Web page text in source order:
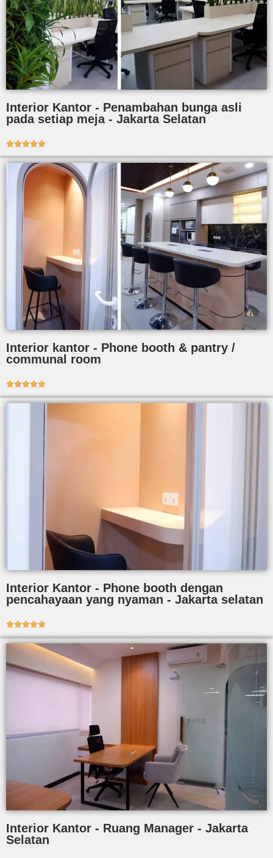
Interior Kantor - Penambahan bunga asli
pada setiap meja - Jakarta Selatan

Interior kantor - Phone booth & pantry /
communal room

Interior Kantor - Phone booth dengan
pencahayaan yang nyaman - Jakarta selatan

Interior Kantor - Ruang Manager - Jakarta
Selatan